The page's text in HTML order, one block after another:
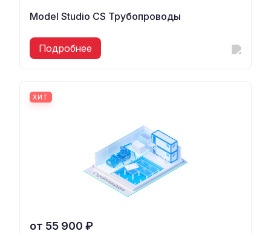
Model Studio CS Трубопроводы
Подробнее
ХИТ
от 55 900 ₽